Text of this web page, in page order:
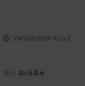
Verifizierter Kauf
: 5/5 Größe: